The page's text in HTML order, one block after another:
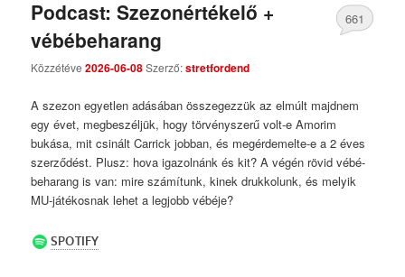
Podcast: Szezonértékelő +
vébébeharang
Közzétéve2026-06-08Szerző:stretfordend
661
A szezon egyetlen adásában összegezzük az elmúlt majdnem
egy évet, megbeszéljük, hogy törvényszerű volt-e Amorim
bukása, mit csinált Carrick jobban, és megérdemelte-e a 2 éves
szerződést. Plusz: hova igazolnánk és kit? A végén rövid vébé-
beharang is van: mire számítunk, kinek drukkolunk, és melyik
MU-játékosnak lehet a legjobb vébéje?